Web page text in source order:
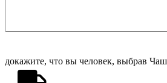
докажите, что вы человек, выбрав